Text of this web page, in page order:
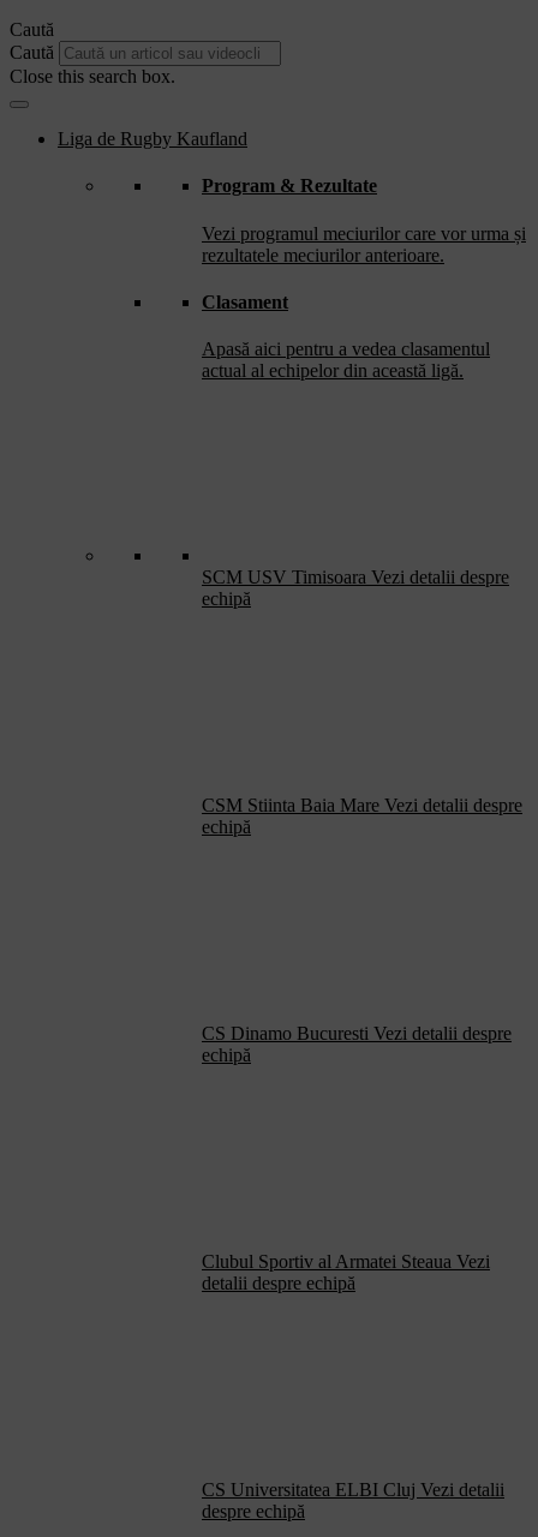
Caută
Caută
Close this search box.
Liga de Rugby Kaufland
Program & Rezultate
Vezi programul meciurilor care vor urma și
rezultatele meciurilor anterioare.
Clasament
Apasă aici pentru a vedea clasamentul
actual al echipelor din această ligă.
SCM USV Timisoara Vezi detalii despre
echipă
CSM Stiinta Baia Mare Vezi detalii despre
echipă
CS Dinamo Bucuresti Vezi detalii despre
echipă
Clubul Sportiv al Armatei Steaua Vezi
detalii despre echipă
CS Universitatea ELBI Cluj Vezi detalii
despre echipă